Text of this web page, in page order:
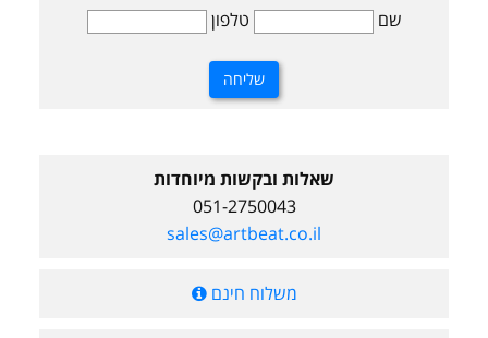
שם טלפון
שאלות ובקשות מיוחדות
051-2750043
sales@artbeat.co.il
משלוח חינם